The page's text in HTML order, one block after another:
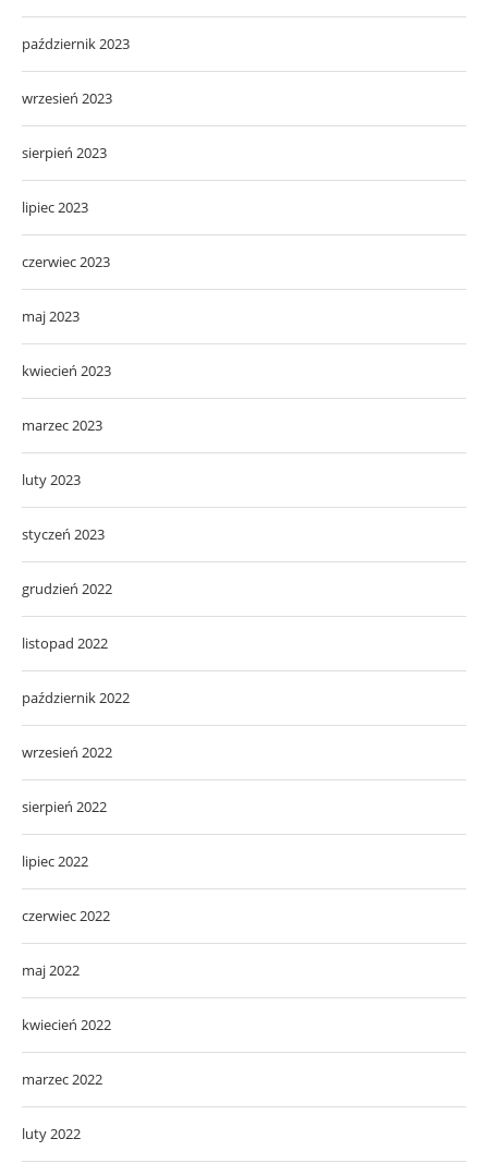
październik 2023
wrzesień 2023
sierpień 2023
lipiec 2023
czerwiec 2023
maj 2023
kwiecień 2023
marzec 2023
luty 2023
styczeń 2023
grudzień 2022
listopad 2022
październik 2022
wrzesień 2022
sierpień 2022
lipiec 2022
czerwiec 2022
maj 2022
kwiecień 2022
marzec 2022
luty 2022